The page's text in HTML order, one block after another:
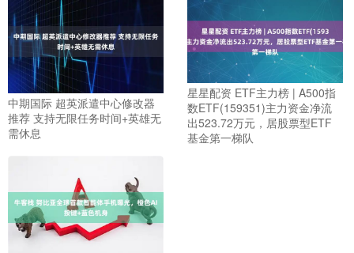
中期国际 超英派遣中心修改器
推荐 支持无限任务时间+英雄无
需休息
星星配资 ETF主力榜 | A500指
数ETF(159351)主力资金净流
出523.72万元，居股票型ETF
基金第一梯队